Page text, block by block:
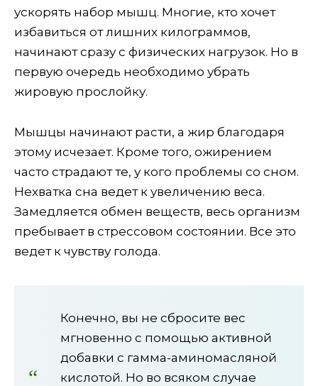
ускорять набор мышц. Многие, кто хочет
избавиться от лишних килограммов,
начинают сразу с физических нагрузок. Но в
первую очередь необходимо убрать
жировую прослойку.
Мышцы начинают расти, а жир благодаря
этому исчезает. Кроме того, ожирением
часто страдают те, у кого проблемы со сном.
Нехватка сна ведет к увеличению веса.
Замедляется обмен веществ, весь организм
пребывает в стрессовом состоянии. Все это
ведет к чувству голода.
Конечно, вы не сбросите вес
мгновенно с помощью активной
добавки с гамма-аминомасляной
кислотой. Но во всяком случае